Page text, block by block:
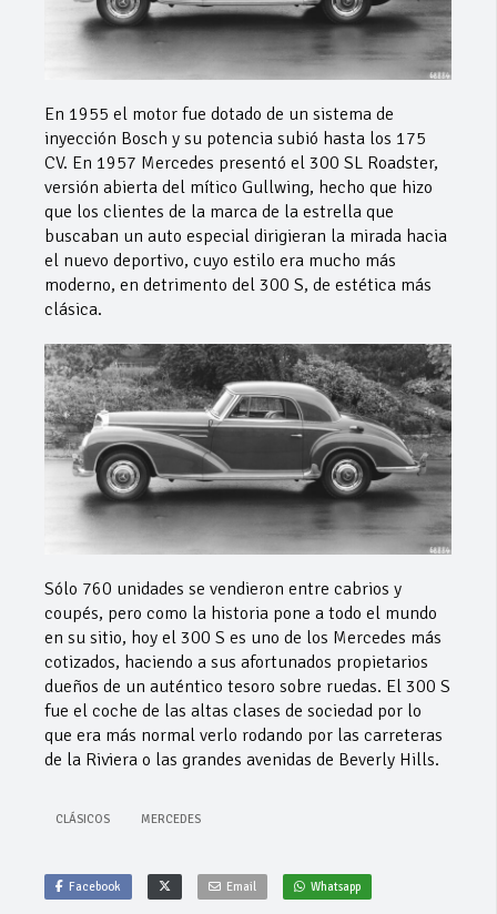
En 1955 el motor fue dotado de un sistema de
inyección Bosch y su potencia subió hasta los 175
CV. En 1957 Mercedes presentó el 300 SL Roadster,
versión abierta del mítico Gullwing, hecho que hizo
que los clientes de la marca de la estrella que
buscaban un auto especial dirigieran la mirada hacia
el nuevo deportivo, cuyo estilo era mucho más
moderno, en detrimento del 300 S, de estética más
clásica.
Sólo 760 unidades se vendieron entre cabrios y
coupés, pero como la historia pone a todo el mundo
en su sitio, hoy el 300 S es uno de los Mercedes más
cotizados, haciendo a sus afortunados propietarios
dueños de un auténtico tesoro sobre ruedas. El 300 S
fue el coche de las altas clases de sociedad por lo
que era más normal verlo rodando por las carreteras
de la Riviera o las grandes avenidas de Beverly Hills.
CLÁSICOS MERCEDES
Facebook Email Whatsapp